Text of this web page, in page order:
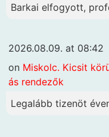
Barkai elfogyott,
2026.08.09. at 08:42
on Miskolc. Kicsit
ás rendezők
Legalább tizenöt